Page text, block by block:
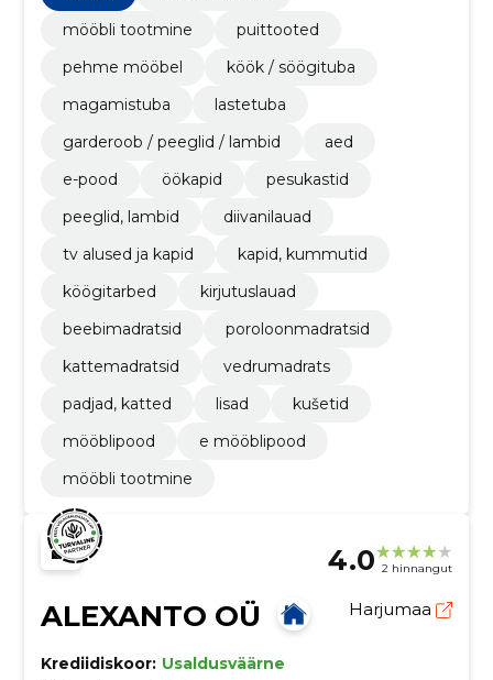
mööbli tootmine
puittooted
pehme mööbel
köök / söögituba
magamistuba
lastetuba
garderoob / peeglid / lambid
aed
e-pood
öökapid
pesukastid
peeglid, lambid
diivanilauad
tv alused ja kapid
kapid, kummutid
köögitarbed
kirjutuslauad
beebimadratsid
poroloonmadratsid
kattemadratsid
vedrumadrats
padjad, katted
lisad
kušetid
mööblipood
e mööblipood
mööbli tootmine
4.0 2 hinnangut
ALEXANTO OÜ Harjumaa
Krediidiskoor: Usaldusväärne